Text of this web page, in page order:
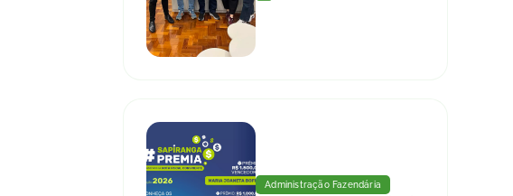
Administração Fazendária